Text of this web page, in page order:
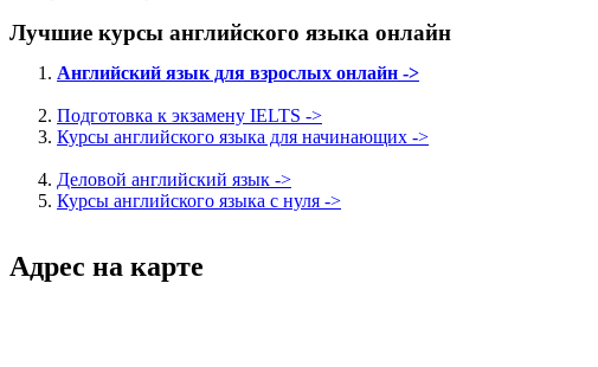
Лучшие курсы английского языка онлайн
Английский язык для взрослых онлайн ->
Подготовка к экзамену IELTS ->
Курсы английского языка для начинающих ->
Деловой английский язык ->
Курсы английского языка с нуля ->
Адрес на карте